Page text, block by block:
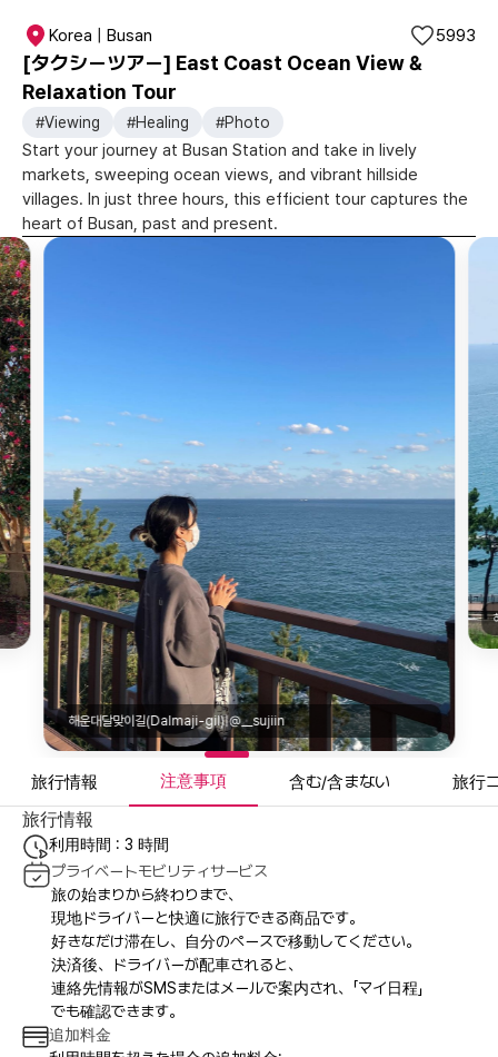
Korea | Busan
[タクシーツアー] East Coast Ocean View &
Relaxation Tour
5993
#Viewing #Healing #Photo
Start your journey at Busan Station and take in lively
markets, sweeping ocean views, and vibrant hillside
villages. In just three hours, this efficient tour captures the
heart of Busan, past and present.
해운대달맞이길(Dalmaji-gil)|@__sujiin
旅行情報 注意事項 含む/含まない 旅行
旅行情報
利用時間 : 3 時間
プライベートモビリティサービス
旅の始まりから終わりまで、
現地ドライバーと快適に旅行できる商品です。
好きなだけ滞在し、自分のペースで移動してください。
決済後、ドライバーが配車されると、
連絡先情報がSMSまたはメールで案内され、「マイ日程」
でも確認できます。
追加料金